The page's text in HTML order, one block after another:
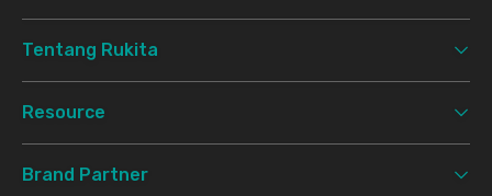
Tentang Rukita
Resource
Brand Partner